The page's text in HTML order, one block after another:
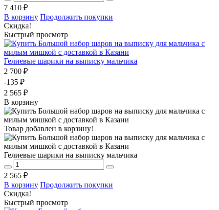
7 410 ₽
В корзину Продолжить покупки
Скидка!
Быстрый просмотр
Гелиевые шарики на выписку мальчика
2 700 ₽
-135 ₽
2 565 ₽
В корзину
Товар добавлен в корзину!
Гелиевые шарики на выписку мальчика
2 565 ₽
В корзину Продолжить покупки
Скидка!
Быстрый просмотр